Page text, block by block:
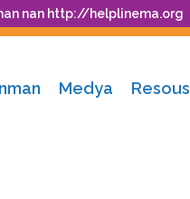
nan http://helplinema.org
Medya Resous